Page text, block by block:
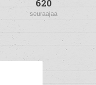
620
seuraajaa